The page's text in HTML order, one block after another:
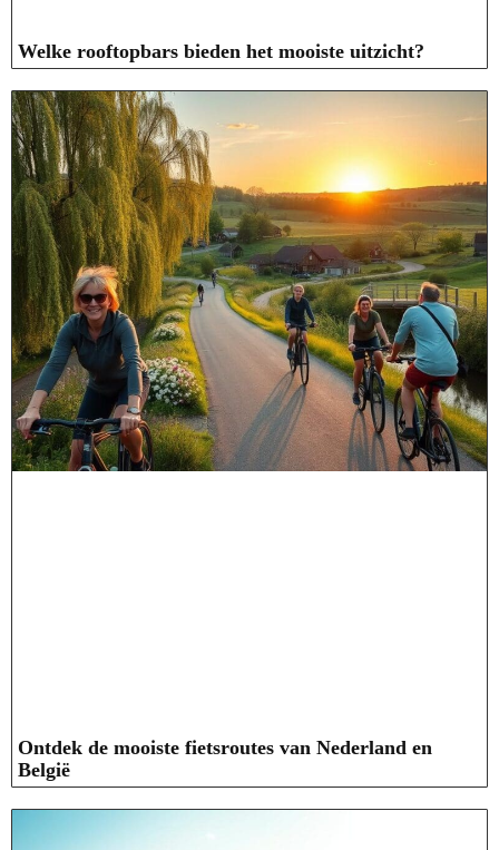
Welke rooftopbars bieden het mooiste uitzicht?
Ontdek de mooiste fietsroutes van Nederland en
België